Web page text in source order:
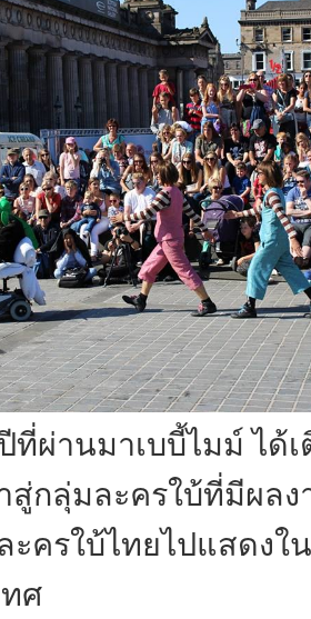
ที่ผ่านมาเบบี้ไมม์ ได้
สู่กลุ่มละครใบ้ที่มีผล
ครใบ้ไทยไปแสดงใ
ศ